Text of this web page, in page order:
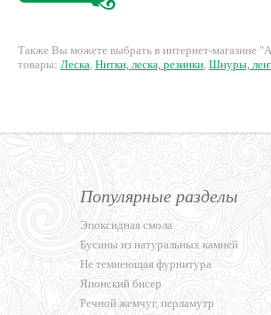
Также Вы можете выбрать в интернет-магазине
товары: Леска, Нитки, леска, резинки, Шнуры,
Популярные разделы
Эпоксидная смола
Бусины из натуральных камней
Не темнеющая фурнитура
Японский бисер
Речной жемчуг, перламутр